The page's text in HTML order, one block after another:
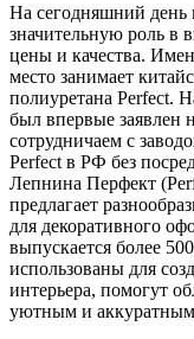
На сегодняшний день
значительную роль в
цены и качества.
место занимает
полиуретана Perfect.
был впервые заявлен
сотрудничаем с
Perfect в РФ без
Лепнина Перфект
предлагает
для декоративного
выпускается более
использованы для
интерьера, помогут
уютным и